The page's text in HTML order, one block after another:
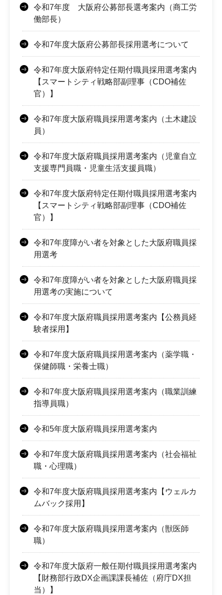
令和7年度 大阪府公募部長選考案内（商工労
働部長）
令和7年度大阪府公募部長採用選考について
令和7年度大阪府特定任期付職員採用選考案内
【スマートシティ戦略部副理事（CDO補佐
官）】
令和7年度大阪府職員採用選考案内（土木建設
員）
令和7年度大阪府職員採用選考案内（児童自立
支援専門員職・児童生活支援員職）
令和7年度大阪府特定任期付職員採用選考案内
【スマートシティ戦略部副理事（CDO補佐
官）】
令和7年度障がい者を対象とした大阪府職員採
用選考
令和7年度障がい者を対象とした大阪府職員採
用選考の実施について
令和7年度大阪府職員採用選考案内【公務員経
験者採用】
令和7年度大阪府職員採用選考案内（薬学職・
保健師職・栄養士職）
令和7年度大阪府職員採用選考案内（職業訓練
指導員職）
令和5年度大阪府職員採用選考案内
令和7年度大阪府職員採用選考案内（社会福祉
職・心理職）
令和7年度大阪府職員採用選考案内【ウェルカ
ムバック採用】
令和7年度大阪府職員採用選考案内（獣医師
職）
令和7年度大阪府一般任期付職員採用選考案内
【財務部行政DX企画課課長補佐（府庁DX担
当）】